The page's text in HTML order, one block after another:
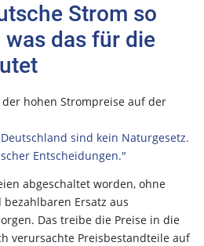
Strom so
das für die
hohen Strompreise auf der
sind kein Naturgesetz.
Entscheidungen."
abgeschaltet worden, ohne
Ersatz aus
Das treibe die Preise in die
verursachte Preisbestandteile auf